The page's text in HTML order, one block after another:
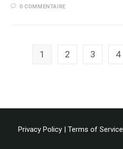
0 COMMENTAIRE
1 2 3 4
Privacy Policy |Terms of Service